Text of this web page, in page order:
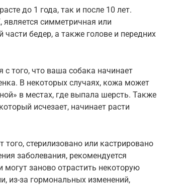
до 1 года, так и после 10 лет.
симметричная или
части бедер, а также голове и передних
того, что ваша собака начинает
В некоторых случаях, кожа может
в местах, где выпала шерсть. Также
исчезает, начинает расти
стерилизовано или кастрировано
заболевания, рекомендуется
могут заново отрастить некоторую
из-за гормональных изменений,